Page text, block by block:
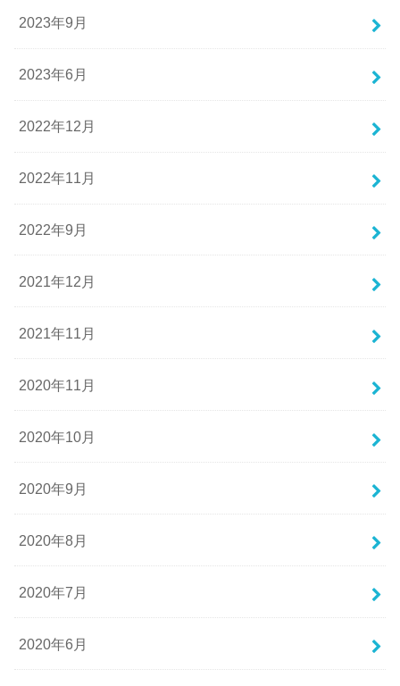
2023年9月
2023年6月
2022年12月
2022年11月
2022年9月
2021年12月
2021年11月
2020年11月
2020年10月
2020年9月
2020年8月
2020年7月
2020年6月